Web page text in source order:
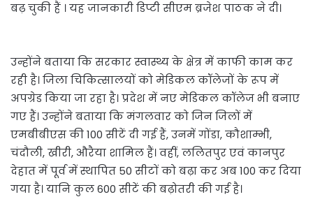
बढ़ चुकी हैं । यह जानकारी डिप्टी सीएम ब्रजेश पाठक ने दी।
उन्होंने बताया कि सरकार स्वास्थ्य के क्षेत्र में काफी काम कर
रही है। जिला चिकित्सालयों को मेडिकल कॉलेजों के रूप में
अपग्रेड किया जा रहा है। प्रदेश में नए मेडिकल कॉलेज भी बनाए
गए हैं। उन्होंने बताया कि मंगलवार को जिन जिलों में
एमबीबीएस की 100 सीटें दी गई हैं, उनमें गोंडा, कौशाम्भी,
चंदौली, खीरी, औरैया शामिल हैं। वहीं, ललितपुर एवं कानपुर
देहात में पूर्व में स्थापित 50 सीटों को बढ़ा कर अब 100 कर दिया
गया है। यानि कुल 600 सीटें की बढ़ोतरी की गई है।